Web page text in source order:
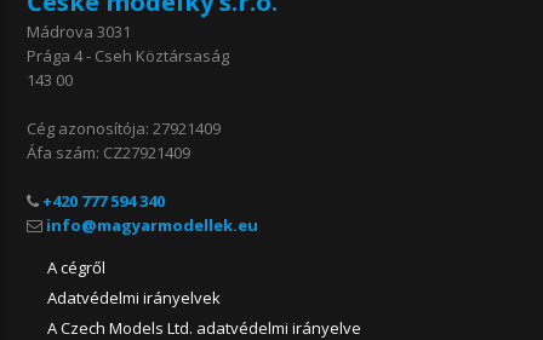
Mádrova 3031
Prága 4 - Cseh Köztársaság
143 00
Cég azonosítója: 27921409
Áfa szám: CZ27921409
+420 777 594 340
A cégről
Adatvédelmi irányelvek
A Czech Models Ltd. adatvédelmi irányelve